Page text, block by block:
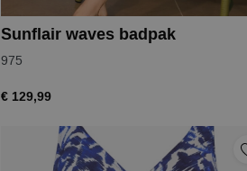
Sunflair waves badpak
975
€ 129,99